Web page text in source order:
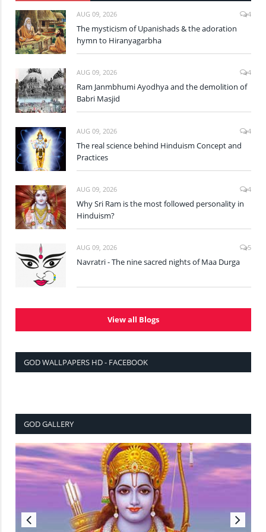
AUG 09, 2026 4
The mysticism of Upanishads & the adoration
hymn to Hiranyagarbha
AUG 09, 2026 4
Ram Janmbhumi Ayodhya and the demolition of
Babri Masjid
AUG 09, 2026 4
The real science behind Hinduism Concept and
Practices
AUG 09, 2026 4
Why Sri Ram is the most followed personality in
Hinduism?
AUG 09, 2026 5
Navratri - The nine sacred nights of Maa Durga
View all Blogs
GOD WALLPAPERS HD - FACEBOOK
GOD GALLERY